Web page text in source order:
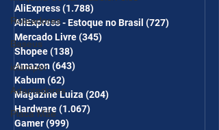
Roteadores
Baseus
iclamper
Adaptadores
Placa Mãe
CUPONS SÃO VÁLIDOS NO
COMBO
AliExpress(1.788)
AliExpress - Estoque no Brasil (727)
Mercado Livre(345)
Shopee(138)
Amazon(643)
Kabum(62)
Magazine Luiza (204)
Hardware(1.067)
Gamer(999)